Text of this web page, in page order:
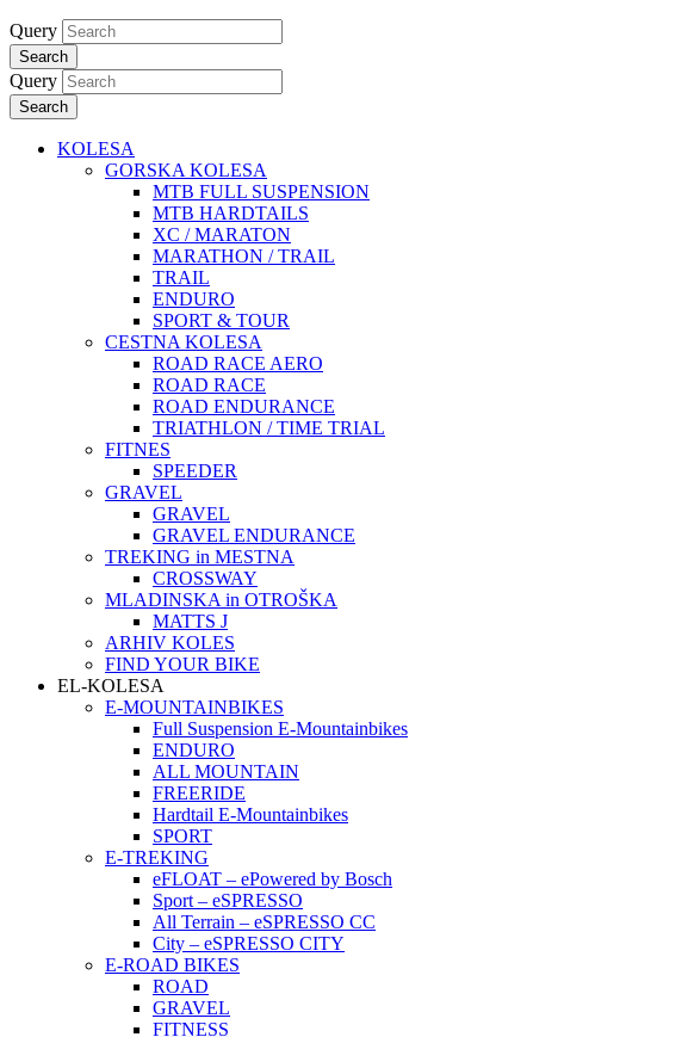
Query
Search
Query
Search
KOLESA
GORSKA KOLESA
MTB FULL SUSPENSION
MTB HARDTAILS
XC / MARATON
MARATHON / TRAIL
TRAIL
ENDURO
SPORT & TOUR
CESTNA KOLESA
ROAD RACE AERO
ROAD RACE
ROAD ENDURANCE
TRIATHLON / TIME TRIAL
FITNES
SPEEDER
GRAVEL
GRAVEL
GRAVEL ENDURANCE
TREKING in MESTNA
CROSSWAY
MLADINSKA in OTROŠKA
MATTS J
ARHIV KOLES
FIND YOUR BIKE
EL-KOLESA
E-MOUNTAINBIKES
Full Suspension E-Mountainbikes
ENDURO
ALL MOUNTAIN
FREERIDE
Hardtail E-Mountainbikes
SPORT
E-TREKING
eFLOAT – ePowered by Bosch
Sport – eSPRESSO
All Terrain – eSPRESSO CC
City – eSPRESSO CITY
E-ROAD BIKES
ROAD
GRAVEL
FITNESS